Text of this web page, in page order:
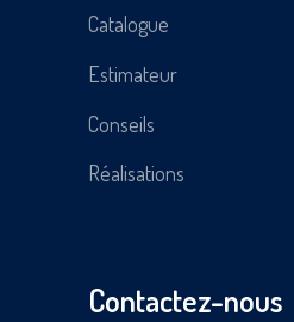
Catalogue
Estimateur
Conseils
Réalisations
Contactez-nous